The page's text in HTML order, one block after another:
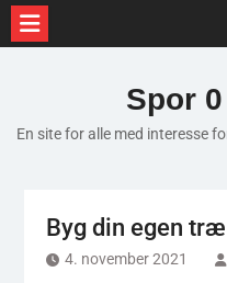
Spor
En site for alle med interesse
Byg din egen
4. november 2021